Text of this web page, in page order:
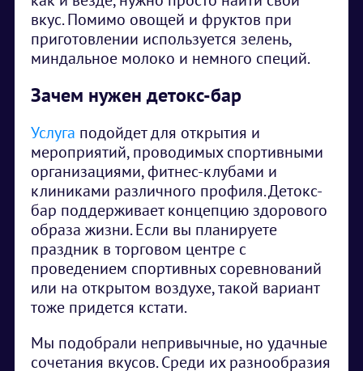
вкус. Помимо овощей и фруктов при
приготовлении используется зелень,
миндальное молоко и немного специй.
Зачем нужен детокс-бар
Услуга подойдет для открытия и
мероприятий, проводимых спортивными
организациями, фитнес-клубами и
клиниками различного профиля. Детокс-
бар поддерживает концепцию здорового
образа жизни. Если вы планируете
праздник в торговом центре с
проведением спортивных соревнований
или на открытом воздухе, такой вариант
тоже придется кстати.
Мы подобрали непривычные, но удачные
сочетания вкусов. Среди их разнообразия